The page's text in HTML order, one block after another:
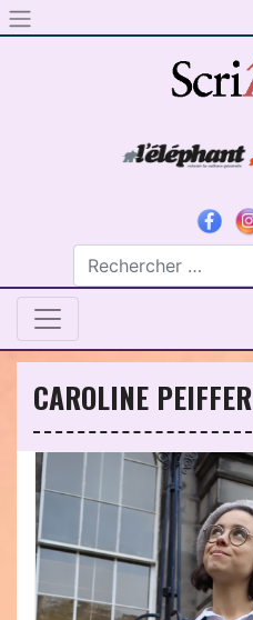
CAROLINE PEIFFER